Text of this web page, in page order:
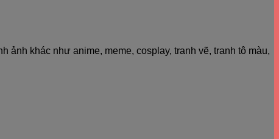
ảnh khác như anime, meme, cosplay, tranh vẽ, tranh tô màu,